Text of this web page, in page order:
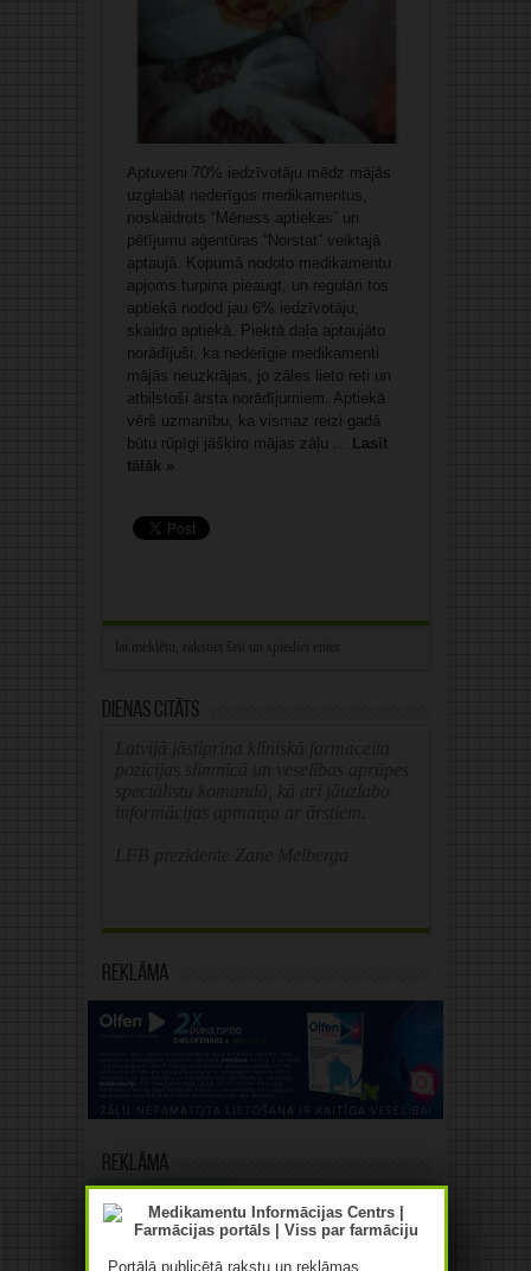
Aptuveni 70% iedzīvotāju mēdz mājās
uzglabāt nederīgos medikamentus,
noskaidrots “Mēness aptiekas” un
pētījumu aģentūras “Norstat” veiktajā
aptaujā. Kopumā nodoto medikamentu
apjoms turpina pieaugt, un regulāri tos
aptiekā nodod jau 6% iedzīvotāju,
skaidro aptiekā. Piektā daļa aptaujāto
norādījuši, ka nederīgie medikamenti
mājās neuzkrājas, jo zāles lieto reti un
atbilstoši ārsta norādījumiem. Aptiekā
vērš uzmanību, ka vismaz reizi gadā
būtu rūpīgi jāšķiro mājas zāļu ... Lasīt
tālāk »
Dienas citāts
Reklāma
Reklāma
Portālā publicētā rakstu un reklāmas